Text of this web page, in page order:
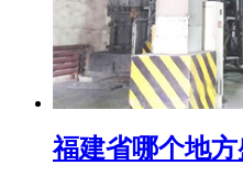
福建省哪个地